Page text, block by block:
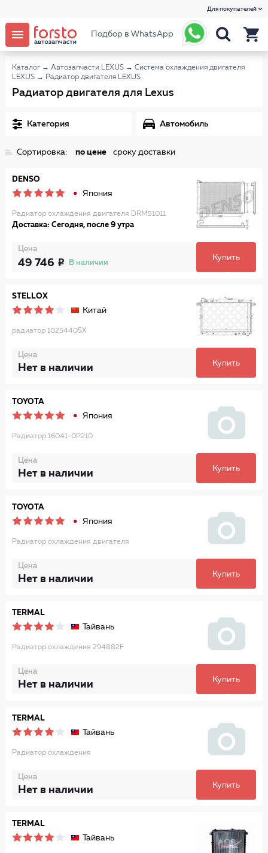
Для покупателей
Подбор в WhatsApp
Каталог → Автозапчасти LEXUS → Система охлаждения двигателя
LEXUS → Радиатор двигателя LEXUS
Радиатор двигателя для Lexus
Категория Автомобиль
Сортировка: по цене сроку доставки
DENSO
Япония
Радиатор охлаждения двигателя DRM51011
Доставка: Сегодня, после 9 утра
Цена
49 746 В наличии
Купить
STELLOX
Китай
радиатор 1025440SX
Цена
Нет в наличии Купить
TOYOTA
Япония
Радиатор 16041-0P210
Цена
Нет в наличии Купить
TOYOTA
Япония
Радиатор охлаждения двигателя
Цена
Нет в наличии Купить
TERMAL
Тайвань
Радиатор охлаждения 294882F
Цена
Нет в наличии Купить
TERMAL
Тайвань
Радиатор охлаждения
Цена
Нет в наличии Купить
TERMAL
Тайвань